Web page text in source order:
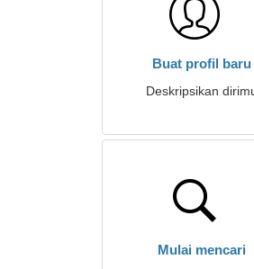
Buat profil baru
Deskripsikan
Mulai mencari